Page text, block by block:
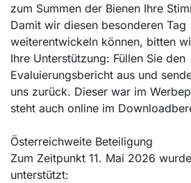
zum Summen der Bienen Ihre
Damit wir diesen besonderen Tag
weiterentwickeln können, bitten
Ihre Unterstützung: Füllen Sie den
Evaluierungsbericht aus und
uns zurück. Dieser war im
steht auch online im
Österreichweite Beteiligung
Zum Zeitpunkt 11. Mai 2026
unterstützt: